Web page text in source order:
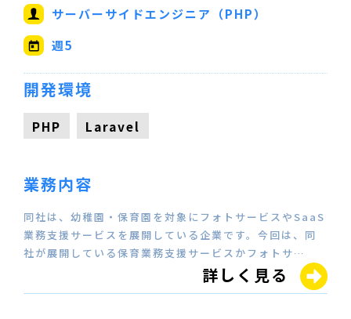
サーバーサイドエンジニア（PHP）
週5
開発環境
PHP Laravel
業務内容
同社は、幼稚園・保育園を対象にフォトサービスやSaaS
業務支援サービスを展開している企業です。今回は、同
社が展開している保育業務支援サービスかフォトサ…
詳しく見る